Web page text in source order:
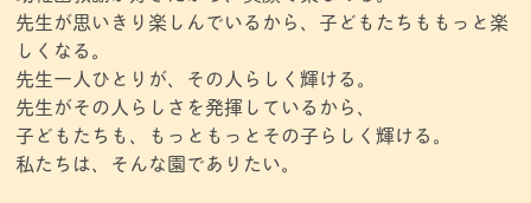
先生が思いきり楽しんでいるから、子どもたちももっと楽
しくなる。
先生一人ひとりが、その人らしく輝ける。
先生がその人らしさを発揮しているから、
子どもたちも、もっともっとその子らしく輝ける。
私たちは、そんな園でありたい。